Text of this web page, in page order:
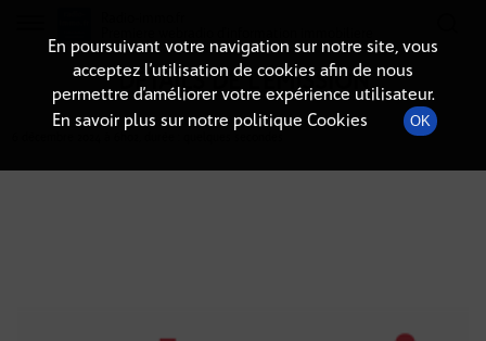
DÉTAILS DE L'ÉMISSION
En poursuivant votre navigation sur notre site, vous
acceptez l’utilisation de cookies afin de nous
permettre d’améliorer votre expérience utilisateur.
En savoir plus sur notre politique Cookies
OK